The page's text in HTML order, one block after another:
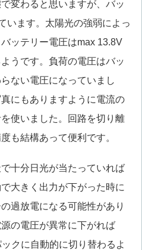
変わると思いますが、バッ
います。太陽光の強弱によっ
ッテリー電圧はmax 13.8V
うです。負荷の電圧はバッ
ない電圧になっていまし
にもありますように電流の
使いました。回路を切り離
も結構あって便利です。
十分日光が当たっていれば
大きく出力が下がった時に
過放電になる可能性があり
の電圧が異常に下がれば
クに自動的に切り替わるよ